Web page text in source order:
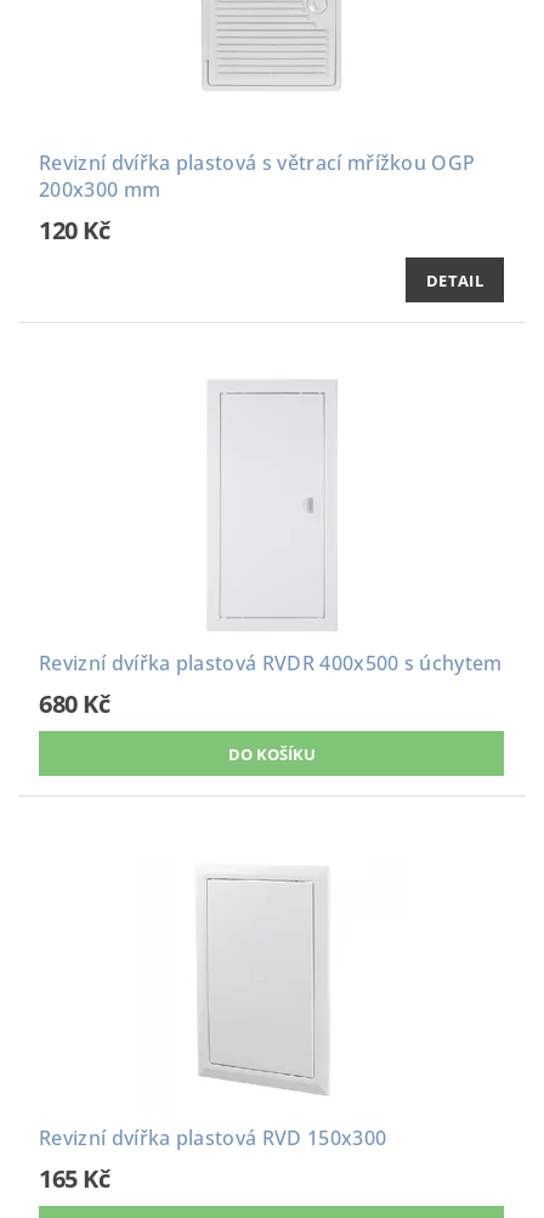
Revizní dvířka plastová s větrací mřížkou OGP
200x300 mm
120 Kč
DETAIL
Revizní dvířka plastová RVDR 400x500 s úchytem
680 Kč
Revizní dvířka plastová RVD 150x300
165 Kč